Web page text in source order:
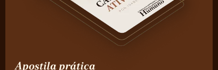
Apostila prática